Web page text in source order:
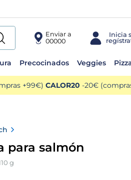
Enviar a
00000
Precocinados Veggies
+99€) CALOR20 -20€
para salmón
g